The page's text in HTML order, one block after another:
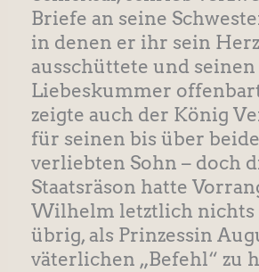
Briefe an seine
in denen er ihr sein Herz
ausschüttete und seinen
Liebeskummer
zeigte auch der König
für seinen bis über
verliebten Sohn – doch
Staatsräson hatte
Wilhelm letztlich nichts
übrig, als Prinzessin
väterlichen „Befehl“ zu